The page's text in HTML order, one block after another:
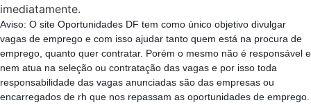
imediatamente.
Aviso: O site Oportunidades DF tem como único objetivo divulgar
vagas de emprego e com isso ajudar tanto quem está na procura de
emprego, quanto quer contratar. Porém o mesmo não é responsável e
nem atua na seleção ou contratação das vagas e por isso toda
responsabilidade das vagas anunciadas são das empresas ou
encarregados de rh que nos repassam as oportunidades de emprego.